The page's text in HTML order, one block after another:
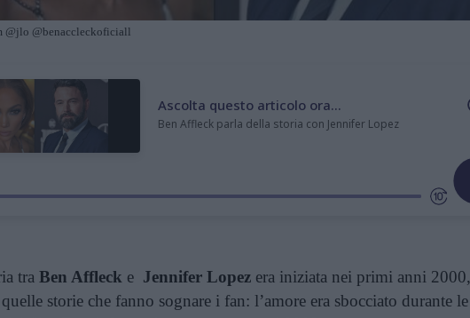
@jlo @benaccleckoficiall
Ascolta questo articolo ora...
Ben Affleck parla della storia con Jennifer Lopez
tra Ben Affleck e Jennifer Lopez era iniziata nei primi anni 2000,
storie che fanno sognare i fan: l’amore era sbocciato durante le